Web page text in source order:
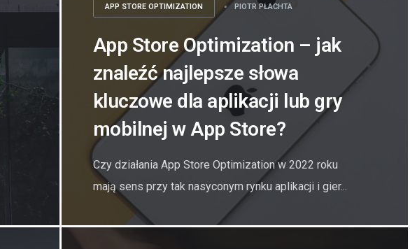
APP STORE OPTIMIZATION PIOTR PŁACHTA
App Store Optimization – jak
znaleźć najlepsze słowa
kluczowe dla aplikacji lub gry
mobilnej w App Store?
Czy działania App Store Optimization w 2022 roku
mają sens przy tak nasyconym rynku aplikacji i gier...